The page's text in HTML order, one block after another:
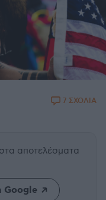
7 ΣΧΟΛΙΑ
στα αποτελέσματα
Google